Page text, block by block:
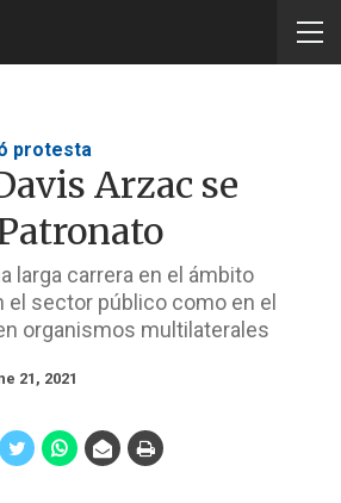
protesta
Arzac se
larga carrera en el ámbito
el sector público como en el
organismos multilaterales
21, 2021